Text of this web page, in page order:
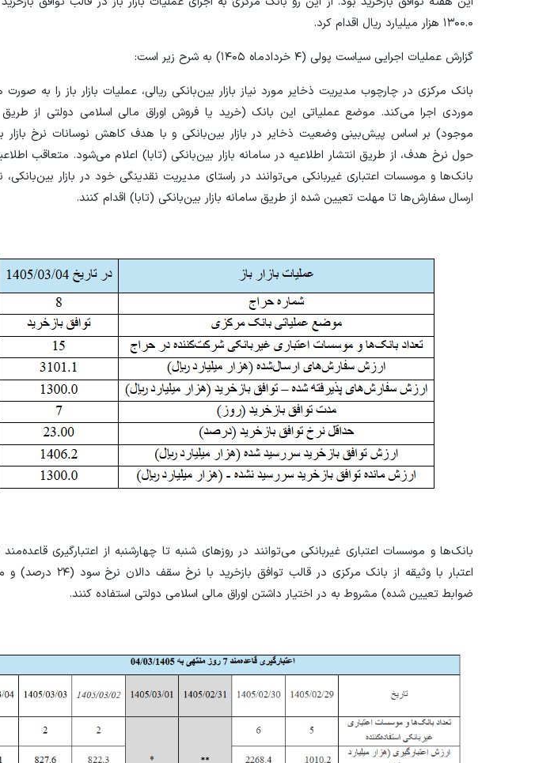
۱۳۰۰.۰ هزار میلیارد ریال اقدام کرد.
گزارش عملیات اجرایی سیاست پولی (۴ خردادماه ۱۴۰۵) به شرح زیر است:
بانک مرکزی در چارچوب مدیریت ذخایر مورد نیاز بازار بین‌بانکی ریالی، عملیات بازار باز را به
موردی اجرا می‌کند. موضع عملیاتی این بانک (خرید یا فروش اوراق مالی اسلامی دولتی از طریق
موجود) بر اساس پیش‌بینی وضعیت ذخایر در بازار بین‌بانکی و با هدف کاهش نوسانات نرخ بازار
حول نرخ هدف، از طریق انتشار اطلاعیه در سامانه بازار بین‌بانکی (تابا) اعلام می‌شود. متعاقب
بانک‌ها و موسسات اعتباری غیربانکی می‌توانند در راستای مدیریت نقدینگی خود در بازار
ارسال سفارش‌ها تا مهلت تعیین شده از طریق سامانه بازار بین‌بانکی (تابا) اقدام کنند.
بانک‌ها و موسسات اعتباری غیربانکی می‌توانند در روز‌های شنبه تا چهارشنبه از اعتبارگیری
اعتبار با وثیقه از بانک مرکزی در قالب توافق
ضوابط تعیین شده) مشروط به در اختیار داشتن اوراق مالی اسلامی دولتی استفاده کنند.